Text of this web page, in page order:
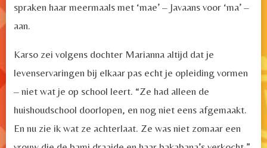
spraken haar meermaals met ‘mae’ – Javaans voor ‘ma’ –
aan.
Karso zei volgens dochter Marianna altijd dat je
levenservaringen bij elkaar pas echt je opleiding vormen
– niet wat je op school leert. “Ze had alleen de
huishoudschool doorlopen, en nog niet eens afgemaakt.
En nu zie ik wat ze achterlaat. Ze was niet zomaar een